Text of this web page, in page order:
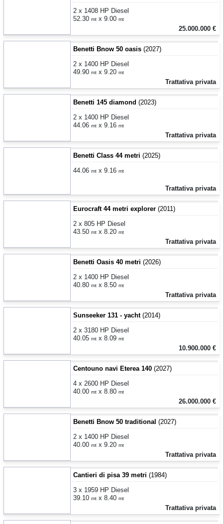
2 x 1408 HP Diesel
52.30 mt x 9.00 mt
25.000.000 €
Benetti Bnow 50 oasis (2027)
2 x 1400 HP Diesel
49.90 mt x 9.20 mt
Trattativa privata
Benetti 145 diamond (2023)
2 x 1400 HP Diesel
44.06 mt x 9.16 mt
Trattativa privata
Benetti Class 44 metri (2025)
44.06 mt x 9.16 mt
Trattativa privata
Eurocraft 44 metri explorer (2011)
2 x 805 HP Diesel
43.50 mt x 8.20 mt
Trattativa privata
Benetti Oasis 40 metri (2026)
2 x 1400 HP Diesel
40.80 mt x 8.50 mt
Trattativa privata
Sunseeker 131 - yacht(2014)
2 x 3180 HP Diesel
40.05 mt x 8.09 mt
10.900.000 €
Centouno navi Eterea 140 (2027)
4 x 2600 HP Diesel
40.00 mt x 8.80 mt
26.000.000 €
Benetti Bnow 50 traditional (2027)
2 x 1400 HP Diesel
40.00 mt x 9.20 mt
Trattativa privata
Cantieri di pisa 39 metri (1984)
3 x 1959 HP Diesel
39.10 mt x 8.40 mt
Trattativa privata